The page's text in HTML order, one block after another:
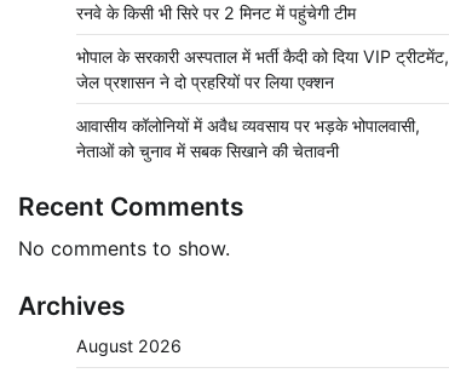
रनवे के किसी भी सिरे पर 2 मिनट में पहुंचेगी टीम
भोपाल के सरकारी अस्पताल में भर्ती कैदी को दिया VIP ट्रीटमेंट,
जेल प्रशासन ने दो प्रहरियों पर लिया एक्शन
आवासीय कॉलोनियों में अवैध व्यवसाय पर भड़के भोपालवासी,
नेताओं को चुनाव में सबक सिखाने की चेतावनी
Recent Comments
No comments to show.
Archives
August 2026